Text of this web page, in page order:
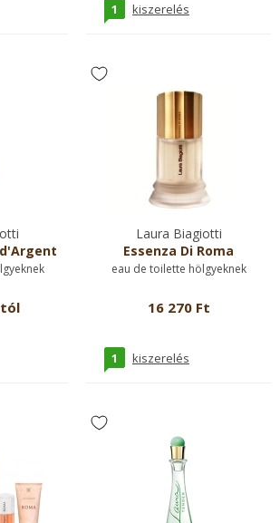
1 kiszerelés
tól
Laura Biagiotti
Essenza Di Roma
eau de toilette hölgyeknek
16 270 Ft
1 kiszerelés